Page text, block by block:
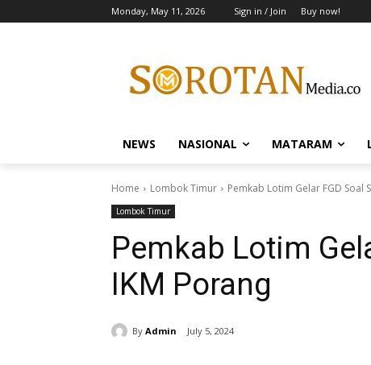
Monday, May 11, 2026 Sign in / Join Buy now!
NEWS NASIONAL MATARAM
Home Lombok Timur Pemkab Lotim Gelar FGD Soal
Lombok Timur
Pemkab Lotim
IKM Porang
By Admin July 5, 2024